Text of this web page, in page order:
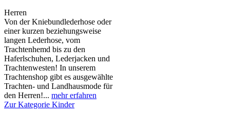
Herren
Von der Kniebundlederhose oder
einer kurzen beziehungsweise
langen Lederhose, vom
Trachtenhemd bis zu den
Haferlschuhen, Lederjacken und
Trachtenwesten! In unserem
Trachtenshop gibt es ausgewählte
Trachten- und Landhausmode für
den Herren!... mehr erfahren
Zur Kategorie Kinder